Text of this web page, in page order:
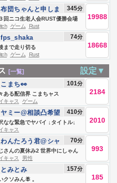
回ニコ生老人会RUST優勝会場
団ちゃん、う〇ちちゃん、恭ち
、キズナ ２日目
布団ちゃんと申しま
す
345分
19988
ゲーム
Rust
まで走り切る
fps_shaka 74分
18668
ゲーム Rust
[一覧] 設定▼
ある配信界 こまちャス
こまち👀 101分
2184
キャス
ゲーム
なな緊急でヤバイ ↓タイトル↓
ヤミー@相談凸希望
はLINEへ
410分
2010
キャス
さんの夏休み2 世界中にしゃん
言わせたい
わんたろう君@シャ
ンT101
70分
993
キャス
男性
クソみん🪰 。
とみとみ 157分
185